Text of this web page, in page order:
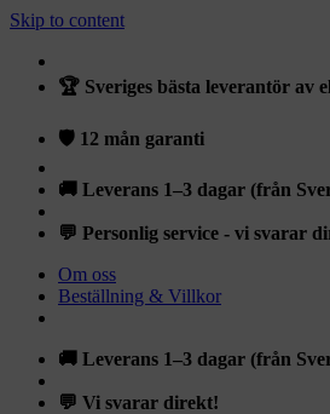
Skip to content
🏆 Sveriges bästa leverantör av
🛡️ 12 mån garanti
🚚 Leverans 1–3 dagar (från
💬 Personlig service - vi svarar
Om oss
Beställning & Villkor
🚚 Leverans 1–3 dagar (från
💬 Vi svarar direkt!